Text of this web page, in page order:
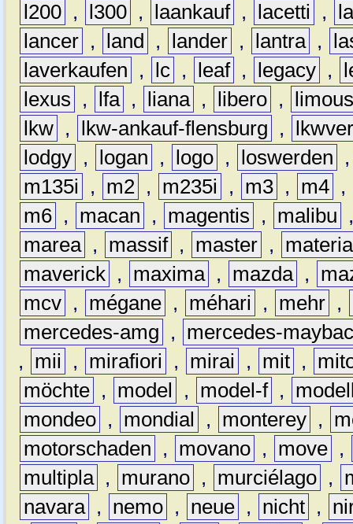
l200 , l300 , laankauf , lacetti ,
lancer , land , lander , lantra ,
laverkaufen
, lc , leaf , legacy ,
lexus
, lfa , liana , libero ,
lkw , lkw-ankauf-flensburg ,
lodgy , logan , logo , loswerden
m135i
, m2 , m235i , m3 , m4 ,
m6 , macan , magentis , malibu
marea , massif , master ,
materia
maverick , maxima , mazda ,
mcv , mégane , méhari , mehr ,
mercedes-amg
,
mercedes-
,
mii , mirafiori , mirai , mit ,
möchte , model , model-f ,
mondeo , mondial , monterey ,
motorschaden
, movano , move ,
multipla , murano , murciélago ,
navara , nemo , neue , nicht ,